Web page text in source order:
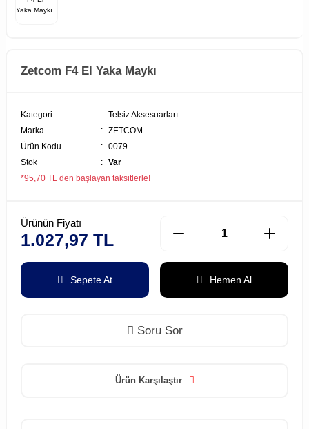
Zetcom F4 El Yaka Maykı
Kategori
Telsiz Aksesuarları
Marka
ZETCOM
Ürün Kodu
0079
Stok
Var
*95,70 TL den başlayan taksitlerle!
Ürünün Fiyatı
1.027,97 TL
Sepete At Hemen Al
Soru Sor
Ürün Karşılaştır